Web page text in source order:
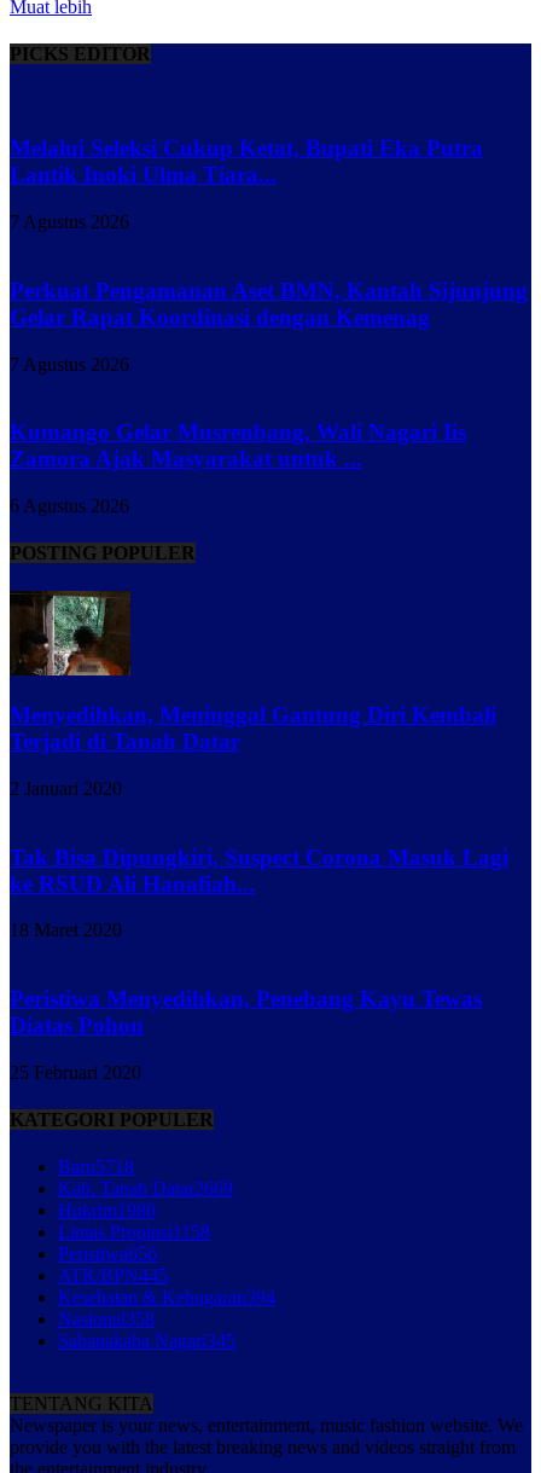
Muat lebih
PICKS EDITOR
Melalui Seleksi Cukup Ketat, Bupati Eka Putra
Lantik Inoki Ulma Tiara...
7 Agustus 2026
Perkuat Pengamanan Aset BMN, Kantah Sijunjung
Gelar Rapat Koordinasi dengan Kemenag
7 Agustus 2026
Kumango Gelar Musrenbang, Wali Nagari Iis
Zamora Ajak Masyarakat untuk ...
6 Agustus 2026
POSTING POPULER
Menyedihkan, Meninggal Gantung Diri Kembali
Terjadi di Tanah Datar
2 Januari 2020
Tak Bisa Dipungkiri, Suspect Corona Masuk Lagi
ke RSUD Ali Hanafiah...
18 Maret 2020
Peristiwa Menyedihkan, Penebang Kayu Tewas
Diatas Pohon
25 Februari 2020
KATEGORI POPULER
Baru5718
Kab. Tanah Datar2669
Hukrim1980
Lintas Propinsi1158
Peristiwa656
ATR/BPN445
Kesehatan & Kebugaran394
Nasional358
Sabanakaba Nagari345
TENTANG KITA
Newspaper is your news, entertainment, music fashion website. We
provide you with the latest breaking news and videos straight from